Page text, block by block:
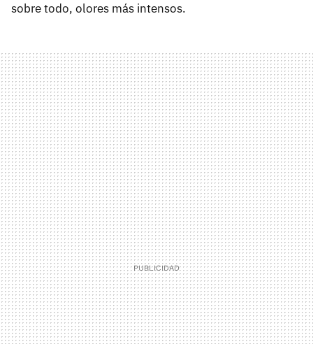
sobre todo, olores más intensos.